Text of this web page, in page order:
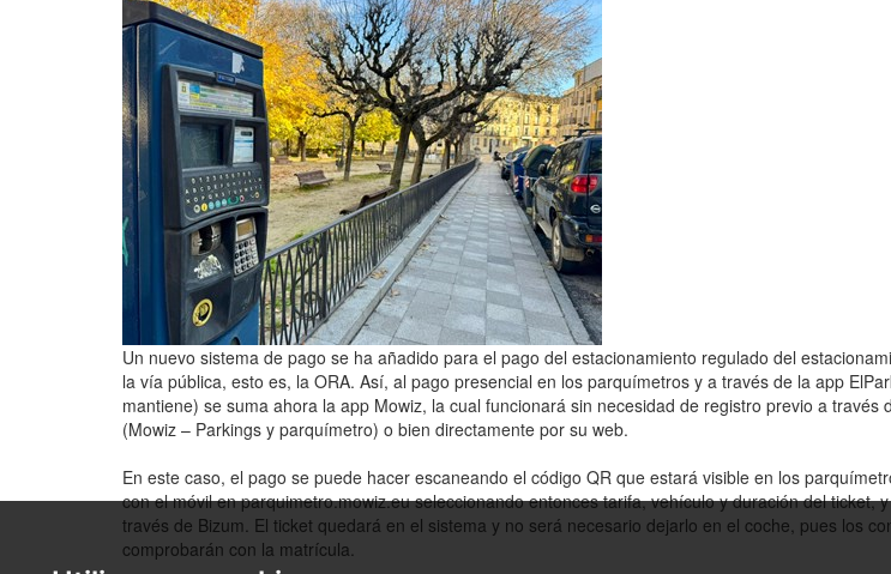
Un nuevo sistema de pago se ha añadido para el pago del estacionamiento regulado del
la vía pública, esto es, la ORA. Así, al pago presencial en los parquímetros y a través de la app
mantiene) se suma ahora la app Mowiz, la cual funcionará sin necesidad de registro previo a través
(Mowiz – Parkings y parquímetro) o bien directamente por su web.
En este caso, el pago se puede hacer escaneando el código QR que estará visible en los
con el móvil en parquimetro.mowiz.eu seleccionando entonces tarifa, vehículo y duración del ticket,
través de Bizum. El ticket quedará en el sistema y no será necesario dejarlo en el coche, pues los
comprobarán con la matrícula.